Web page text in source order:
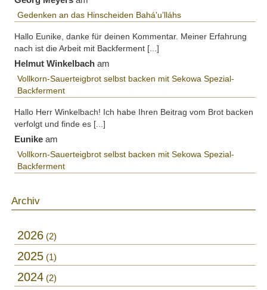
Gedenken an das Hinscheiden Bahá’u’lláhs
Hallo Eunike, danke für deinen Kommentar. Meiner Erfahrung
nach ist die Arbeit mit Backferment [...]
Helmut Winkelbach am
Vollkorn-Sauerteigbrot selbst backen mit Sekowa Spezial-
Backferment
Hallo Herr Winkelbach! Ich habe Ihren Beitrag vom Brot backen
verfolgt und finde es [...]
Eunike am
Vollkorn-Sauerteigbrot selbst backen mit Sekowa Spezial-
Backferment
Archiv
2026 2
2025 1
2024 2